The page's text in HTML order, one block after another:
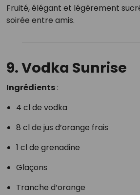
Fruité, élégant et légèrement
soirée entre amis.
9. Vodka Sunrise
Ingrédients:
4 cl de vodka
8 cl de jus d’orange frais
1 cl de grenadine
Glaçons
Tranche d’orange